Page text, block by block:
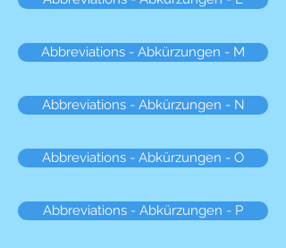
Abbreviations - Abkürzungen - M
Abbreviations - Abkürzungen - N
Abbreviations - Abkürzungen - O
Abbreviations - Abkürzungen - P